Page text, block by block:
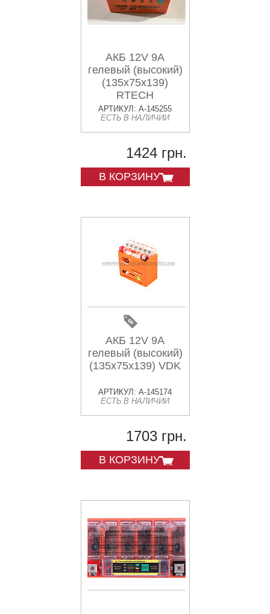
АКБ 12V 9А
гелевый (высокий)
(135x75x139)
RTECH
АРТИКУЛ: A-145255
ЕСТЬ В НАЛИЧИИ
1424 грн.
В КОРЗИНУ
АКБ 12V 9А
гелевый (высокий)
(135x75x139) VDK
АРТИКУЛ: A-145174
ЕСТЬ В НАЛИЧИИ
1703 грн.
В КОРЗИНУ